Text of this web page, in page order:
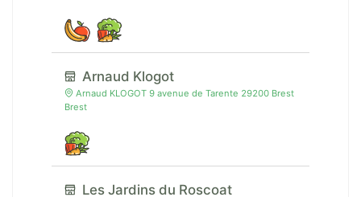
Arnaud Klogot
Arnaud KLOGOT 9 avenue de Tarente 29200 Brest
Brest
Les Jardins du Roscoat